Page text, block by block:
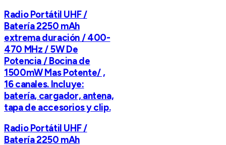
Radio Portátil UHF /
Batería 2250 mAh
extrema duración / 400-
470 MHz / 5W De
Potencia / Bocina de
1500mW Mas Potente/ ,
16 canales. Incluye:
batería, cargador, antena,
tapa de accesorios y clip.
Radio Portátil UHF /
Batería 2250 mAh